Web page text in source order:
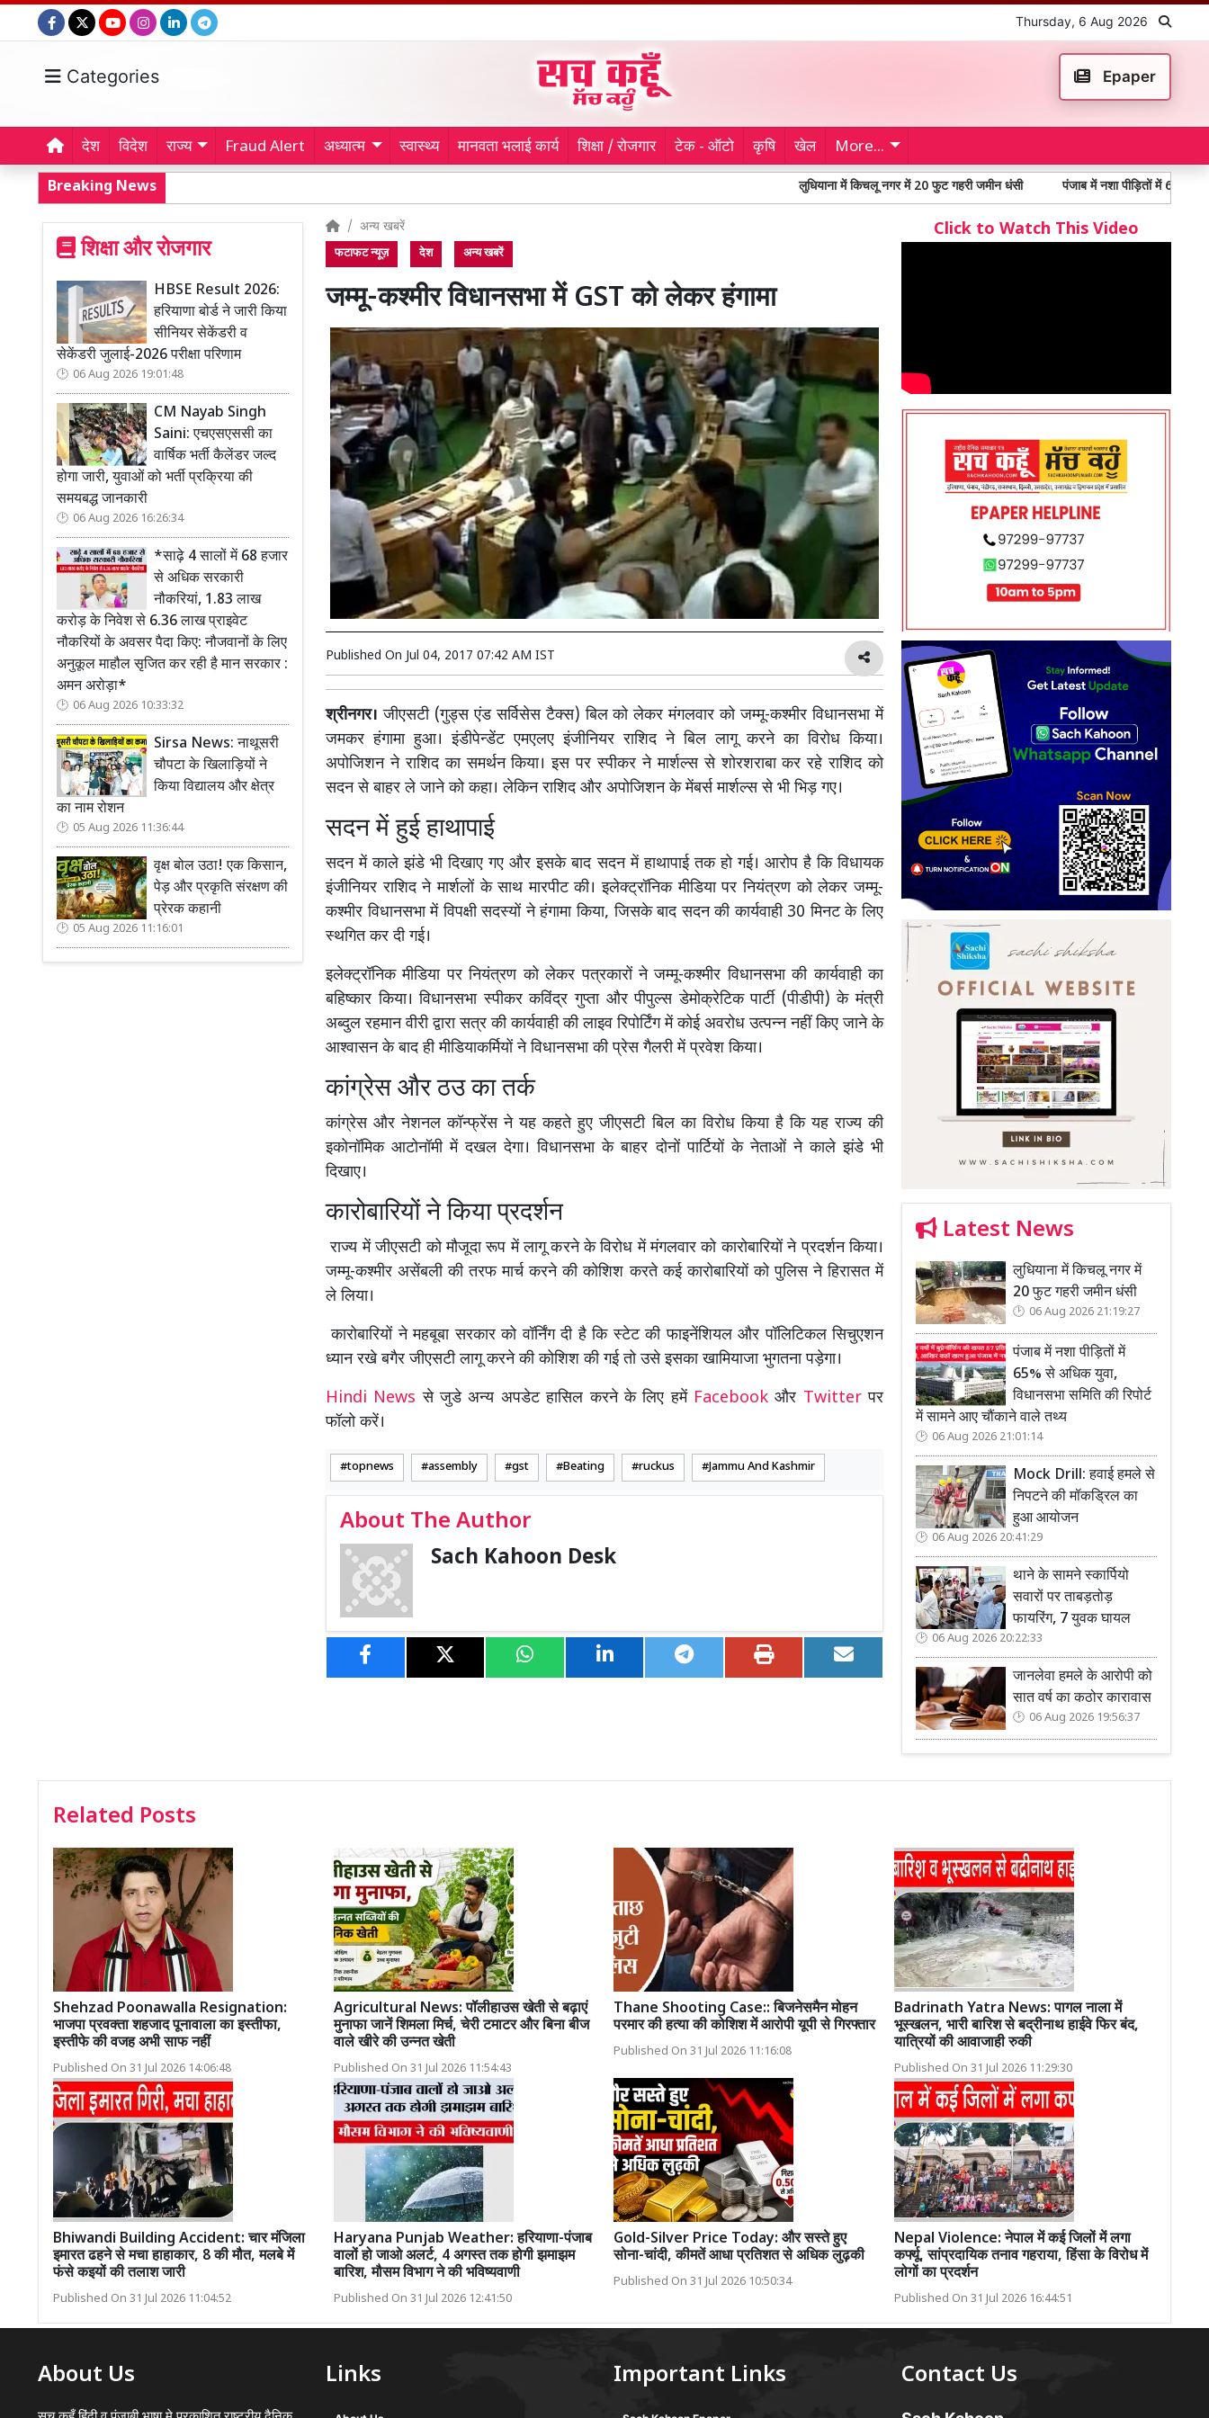
Thursday, 6 Aug 2026
Categories Epaper
देश विदेश राज्य Fraud Alert अध्यात्म स्वास्थ्य मानवता भलाई कार्य शिक्षा / रोजगार टेक - ऑटो कृषि खेल More...
Breaking News लुधियाना में किचलू नगर में 20 फुट गहरी जमीन धंसी पंजाब में नशा पीड़ितों में 65% से अधिक युवा,
शिक्षा और रोजगार
HBSE Result 2026:
हरियाणा बोर्ड ने जारी किया
सीनियर सेकेंडरी व
सेकेंडरी जुलाई-2026 परीक्षा परिणाम
06 Aug 2026 19:01:48
CM Nayab Singh
Saini: एचएसएससी का
वार्षिक भर्ती कैलेंडर जल्द
होगा जारी, युवाओं को भर्ती प्रक्रिया की
समयबद्ध जानकारी
06 Aug 2026 16:26:34
*साढ़े 4 सालों में 68 हजार
से अधिक सरकारी
नौकरियां, 1.83 लाख
करोड़ के निवेश से 6.36 लाख प्राइवेट
नौकरियों के अवसर पैदा किए: नौजवानों के लिए
अनुकूल माहौल सृजित कर रही है मान सरकार :
अमन अरोड़ा*
06 Aug 2026 10:33:32
Sirsa News: नाथूसरी
चौपटा के खिलाड़ियों ने
किया विद्यालय और क्षेत्र
का नाम रोशन
05 Aug 2026 11:36:44
वृक्ष बोल उठा! एक किसान,
पेड़ और प्रकृति संरक्षण की
प्रेरक कहानी
05 Aug 2026 11:16:01
अन्य खबरें
फटाफट न्यूज़ देश अन्य खबरें
जम्मू-कश्मीर विधानसभा में GST को लेकर हंगामा
Published On Jul 04, 2017 07:42 AM IST
श्रीनगर। जीएसटी (गुड्स एंड सर्विसेस टैक्स) बिल को लेकर मंगलवार को जम्मू-कश्मीर विधानसभा में
जमकर हंगामा हुआ। इंडीपेन्डेंट एमएलए इंजीनियर राशिद ने बिल लागू करने का विरोध किया।
अपोजिशन ने राशिद का समर्थन किया। इस पर स्पीकर ने मार्शल्स से शोरशराबा कर रहे राशिद को
सदन से बाहर ले जाने को कहा। लेकिन राशिद और अपोजिशन के मेंबर्स मार्शल्स से भी भिड़ गए।
सदन में हुई हाथापाई
सदन में काले झंडे भी दिखाए गए और इसके बाद सदन में हाथापाई तक हो गई। आरोप है कि विधायक
इंजीनियर राशिद ने मार्शलों के साथ मारपीट की। इलेक्ट्रॉनिक मीडिया पर नियंत्रण को लेकर जम्मू-
कश्मीर विधानसभा में विपक्षी सदस्यों ने हंगामा किया, जिसके बाद सदन की कार्यवाही 30 मिनट के लिए
स्थगित कर दी गई।
इलेक्ट्रॉनिक मीडिया पर नियंत्रण को लेकर पत्रकारों ने जम्मू-कश्मीर विधानसभा की कार्यवाही का
बहिष्कार किया। विधानसभा स्पीकर कविंद्र गुप्ता और पीपुल्स डेमोक्रेटिक पार्टी (पीडीपी) के मंत्री
अब्दुल रहमान वीरी द्वारा सत्र की कार्यवाही की लाइव रिपोर्टिंग में कोई अवरोध उत्पन्न नहीं किए जाने के
आश्वासन के बाद ही मीडियाकर्मियों ने विधानसभा की प्रेस गैलरी में प्रवेश किया।
कांग्रेस और ठउ का तर्क
कांग्रेस और नेशनल कॉन्फ्रेंस ने यह कहते हुए जीएसटी बिल का विरोध किया है कि यह राज्य की
इकोनॉमिक आटोनॉमी में दखल देगा। विधानसभा के बाहर दोनों पार्टियों के नेताओं ने काले झंडे भी
दिखाए।
कारोबारियों ने किया प्रदर्शन
राज्य में जीएसटी को मौजूदा रूप में लागू करने के विरोध में मंगलवार को कारोबारियों ने प्रदर्शन किया।
जम्मू-कश्मीर असेंबली की तरफ मार्च करने की कोशिश करते कई कारोबारियों को पुलिस ने हिरासत में
ले लिया।
कारोबारियों ने महबूबा सरकार को वॉर्निंग दी है कि स्टेट की फाइनेंशियल और पॉलिटिकल सिचुएशन
ध्यान रखे बगैर जीएसटी लागू करने की कोशिश की गई तो उसे इसका खामियाजा भुगतना पड़ेगा।
Hindi Newsसे जुडे अन्य अपडेट हासिल करने के लिए हमें Facebookऔर Twitterपर
फॉलो करें।
topnews assembly gst Beating ruckus Jammu And Kashmir
About The Author
Sach Kahoon Desk
Click to Watch This Video
Latest News
लुधियाना में किचलू नगर में
20 फुट गहरी जमीन धंसी
06 Aug 2026 21:19:27
पंजाब में नशा पीड़ितों में
65% से अधिक युवा,
विधानसभा समिति की रिपोर्ट
में सामने आए चौंकाने वाले तथ्य
06 Aug 2026 21:01:14
Mock Drill: हवाई हमले से
निपटने की मॉकड्रिल का
हुआ आयोजन
06 Aug 2026 20:41:29
थाने के सामने स्कार्पियो
सवारों पर ताबड़तोड़
फायरिंग, 7 युवक घायल
06 Aug 2026 20:22:33
जानलेवा हमले के आरोपी को
सात वर्ष का कठोर कारावास
06 Aug 2026 19:56:37
Related Posts
Shehzad Poonawalla Resignation:
भाजपा प्रवक्ता शहजाद पूनावाला का इस्तीफा,
इस्तीफे की वजह अभी साफ नहीं
Published On 31 Jul 2026 14:06:48
Agricultural News: पॉलीहाउस खेती से बढ़ाएं
मुनाफा जानें शिमला मिर्च, चेरी टमाटर और बिना बीज
वाले खीरे की उन्नत खेती
Published On 31 Jul 2026 11:54:43
Thane Shooting Case:: बिजनेसमैन मोहन
परमार की हत्या की कोशिश में आरोपी यूपी से गिरफ्तार
Published On 31 Jul 2026 11:16:08
Badrinath Yatra News: पागल नाला में
भूस्खलन, भारी बारिश से बद्रीनाथ हाईवे फिर बंद,
यात्रियों की आवाजाही रुकी
Published On 31 Jul 2026 11:29:30
Bhiwandi Building Accident: चार मंजिला
इमारत ढहने से मचा हाहाकार, 8 की मौत, मलबे में
फंसे कइयों की तलाश जारी
Published On 31 Jul 2026 11:04:52
Haryana Punjab Weather: हरियाणा-पंजाब
वालों हो जाओ अलर्ट, 4 अगस्त तक होगी झमाझम
बारिश, मौसम विभाग ने की भविष्यवाणी
Published On 31 Jul 2026 12:41:50
Gold-Silver Price Today: और सस्ते हुए
सोना-चांदी, कीमतें आधा प्रतिशत से अधिक लुढ़की
Published On 31 Jul 2026 10:50:34
Nepal Violence: नेपाल में कई जिलों में लगा
कर्फ्यू, सांप्रदायिक तनाव गहराया, हिंसा के विरोध में
लोगों का प्रदर्शन
Published On 31 Jul 2026 16:44:51
About Us Links Important Links Contact Us